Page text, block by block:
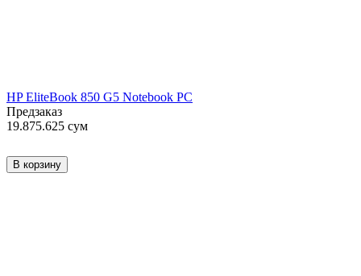
HP EliteBook 850 G5 Notebook PC
Предзаказ
19.875.625 сум
В корзину